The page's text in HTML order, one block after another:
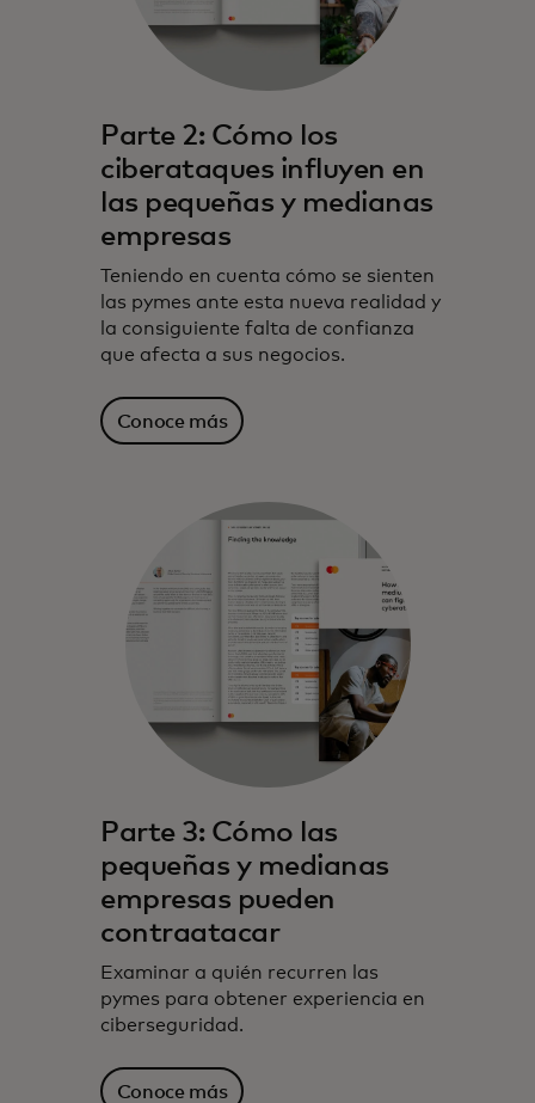
Parte 2: Cómo los
ciberataques influyen en
las pequeñas y medianas
empresas
Teniendo en cuenta cómo se sienten
las pymes ante esta nueva realidad y
la consiguiente falta de confianza
que afecta a sus negocios.
Conoce más
Parte 3: Cómo las
pequeñas y medianas
empresas pueden
contraatacar
Examinar a quién recurren las
pymes para obtener experiencia en
ciberseguridad.
Conoce más